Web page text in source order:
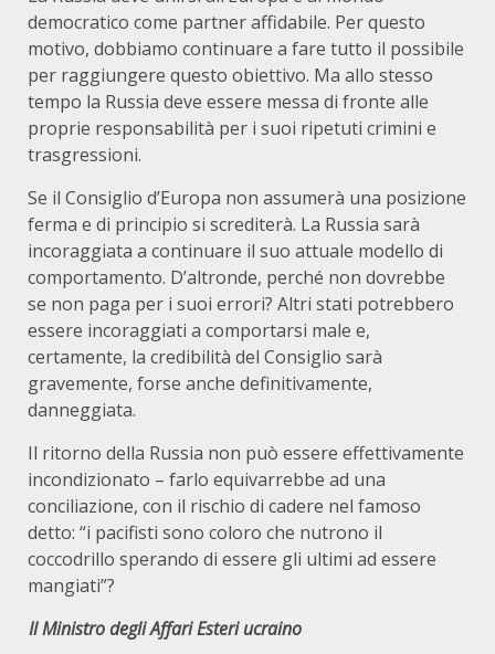
democratico come partner affidabile. Per questo
motivo, dobbiamo continuare a fare tutto il possibile
per raggiungere questo obiettivo. Ma allo stesso
tempo la Russia deve essere messa di fronte alle
proprie responsabilità per i suoi ripetuti crimini e
trasgressioni.
Se il Consiglio d’Europa non assumerà una posizione
ferma e di principio si screditerà. La Russia sarà
incoraggiata a continuare il suo attuale modello di
comportamento. D’altronde, perché non dovrebbe
se non paga per i suoi errori? Altri stati potrebbero
essere incoraggiati a comportarsi male e,
certamente, la credibilità del Consiglio sarà
gravemente, forse anche definitivamente,
danneggiata.
Il ritorno della Russia non può essere effettivamente
incondizionato – farlo equivarrebbe ad una
conciliazione, con il rischio di cadere nel famoso
detto: “i pacifisti sono coloro che nutrono il
coccodrillo sperando di essere gli ultimi ad essere
mangiati”?
IlMinistro degli Affari Esteri ucraino